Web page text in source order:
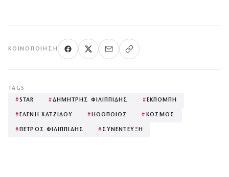
ΚΟΙΝΟΠΟΊΗΣΗ
TAGS
#STAR #ΔΗΜΗΤΡΗΣ ΦΙΛΙΠΠΙΔΗΣ # ΕΚΠΟΜΠΗ
# ΕΛΕΝΗ ΧΑΤΖΙΔΟΥ # ΗΘΟΠΟΙΟΣ # ΚΟΣΜΟΣ
# ΠΕΤΡΟΣ ΦΙΛΙΠΠΙΔΗΣ # ΣΥΝΕΝΤΕΥΞΗ